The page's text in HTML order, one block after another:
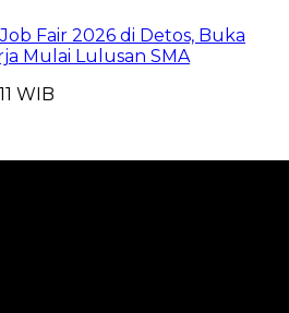
Fair 2026 di Detos, Buka
Mulai Lulusan SMA
WIB